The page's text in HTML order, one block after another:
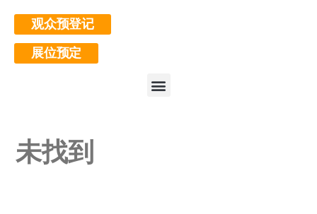
观众预登记
展位预定
未找到